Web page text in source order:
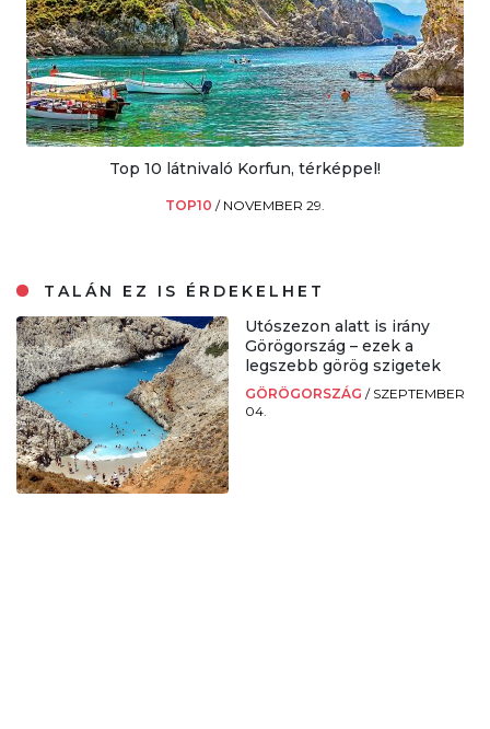
Top 10 látnivaló Korfun, térképpel!
TOP10 / NOVEMBER 29.
TALÁN EZ IS ÉRDEKELHET
Utószezon alatt is irány
Görögország – ezek a
legszebb görög szigetek
GÖRÖGORSZÁG / SZEPTEMBER
04.